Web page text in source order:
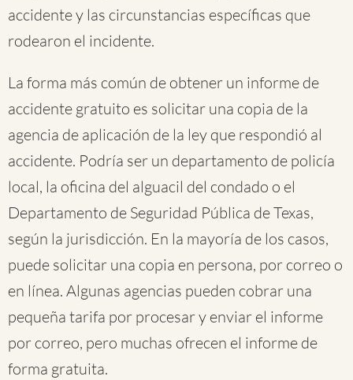
accidente y las circunstancias específicas que
rodearon el incidente.
La forma más común de obtener un informe de
accidente gratuito es solicitar una copia de la
agencia de aplicación de la ley que respondió al
accidente. Podría ser un departamento de policía
local, la oficina del alguacil del condado o el
Departamento de Seguridad Pública de Texas,
según la jurisdicción. En la mayoría de los casos,
puede solicitar una copia en persona, por correo o
en línea. Algunas agencias pueden cobrar una
pequeña tarifa por procesar y enviar el informe
por correo, pero muchas ofrecen el informe de
forma gratuita.